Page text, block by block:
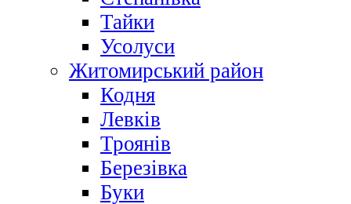
Тайки
Усолуси
Житомирський район
Кодня
Левків
Троянів
Березівка
Буки